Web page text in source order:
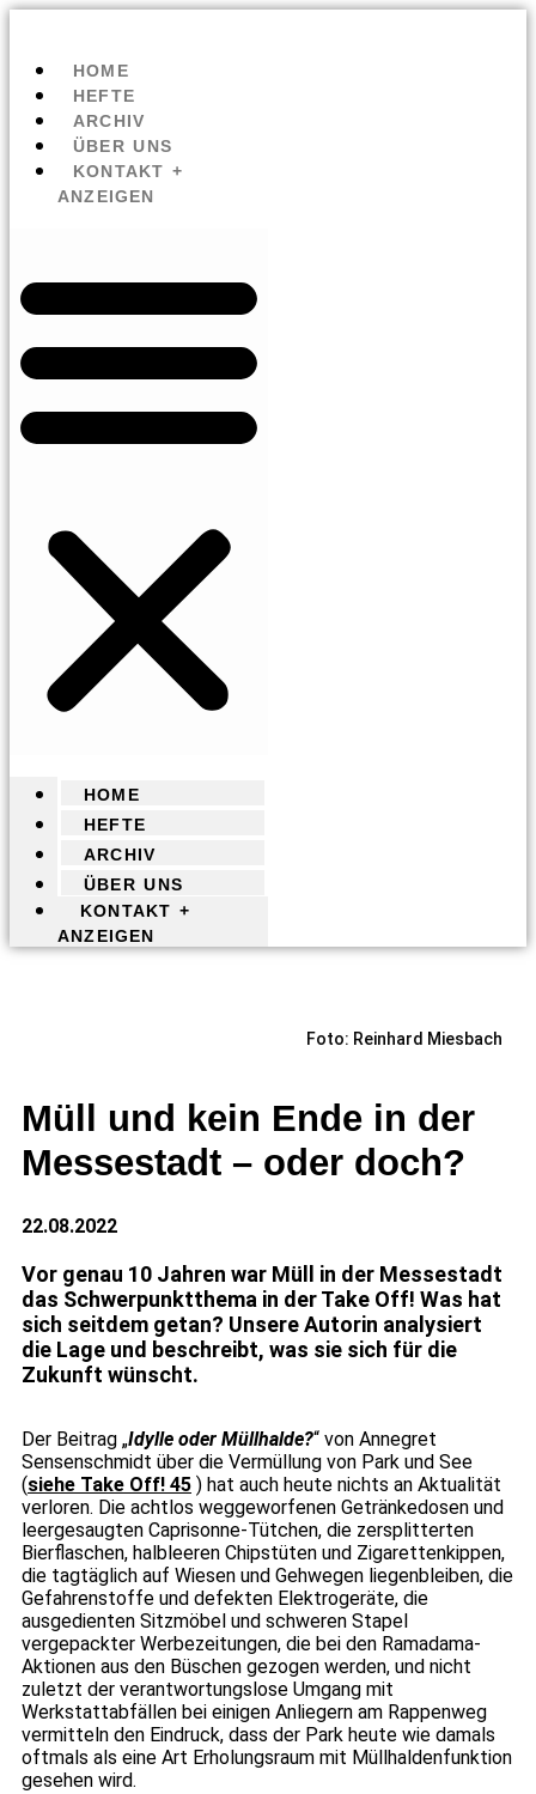
HOME
HEFTE
ARCHIV
ÜBER UNS
KONTAKT +
ANZEIGEN
HOME
HEFTE
ARCHIV
ÜBER UNS
KONTAKT +
ANZEIGEN
Foto: Reinhard Miesbach
Müll und kein Ende in der
Messestadt – oder doch?
22.08.2022
Vor genau 10 Jahren war Müll in der Messestadt
das Schwerpunktthema in der Take Off! Was hat
sich seitdem getan? Unsere Autorin analysiert
die Lage und beschreibt, was sie sich für die
Zukunft wünscht.
Der Beitrag „Idylle oder Müllhalde?“ von Annegret
Sensenschmidt über die Vermüllung von Park und See
(siehe Take Off! 45 ) hat auch heute nichts an Aktualität
verloren. Die achtlos weggeworfenen Getränkedosen und
leergesaugten Caprisonne-Tütchen, die zersplitterten
Bierflaschen, halbleeren Chipstüten und Zigarettenkippen,
die tagtäglich auf Wiesen und Gehwegen liegenbleiben, die
Gefahrenstoffe und defekten Elektrogeräte, die
ausgedienten Sitzmöbel und schweren Stapel
vergepackter Werbezeitungen, die bei den Ramadama-
Aktionen aus den Büschen gezogen werden, und nicht
zuletzt der verantwortungslose Umgang mit
Werkstattabfällen bei einigen Anliegern am Rappenweg
vermitteln den Eindruck, dass der Park heute wie damals
oftmals als eine Art Erholungsraum mit Müllhaldenfunktion
gesehen wird.